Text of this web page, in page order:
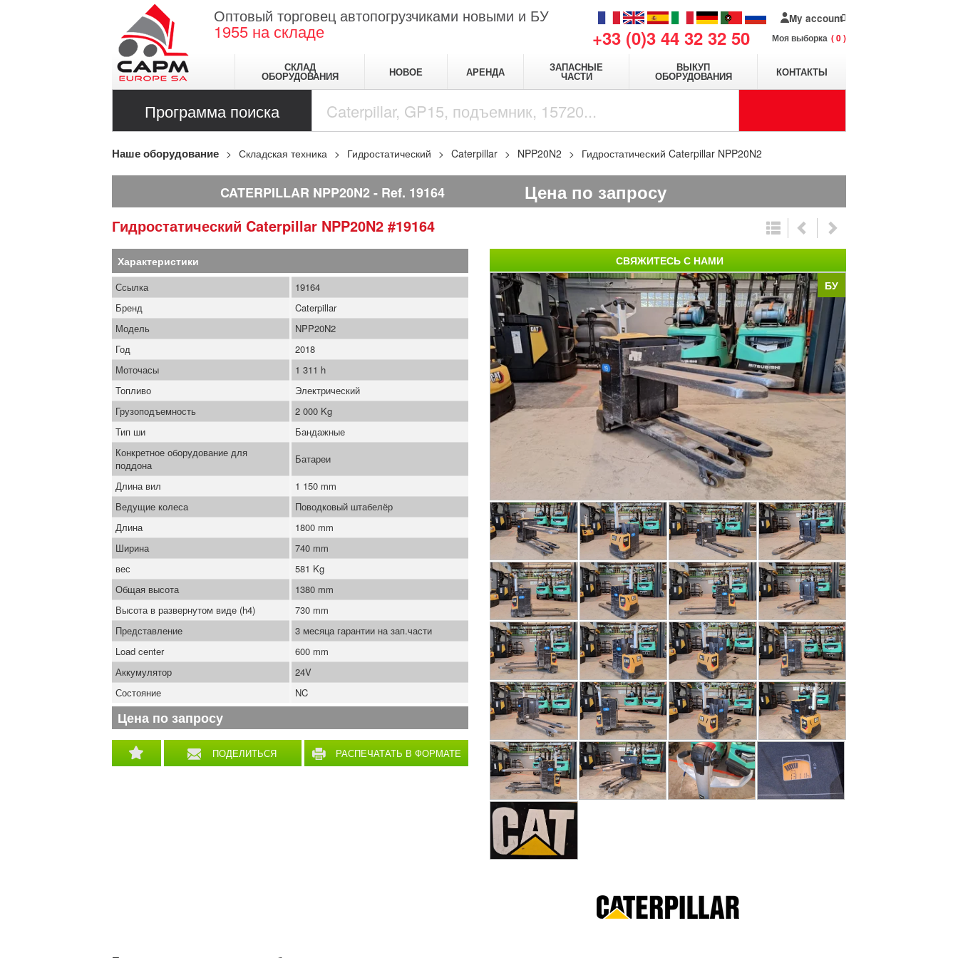
Оптовый торговец автопогрузчиками новыми и БУ
1955 на складе +33 (0)3 44 32 32 50
My account
Моя выборка 0
СКЛАД
ОБОРУДОВАНИЯ НОВОЕ АРЕНДА ЗАПАСНЫЕ
ЧАСТИ
ВЫКУП
ОБОРУДОВАНИЯ КОНТАКТЫ
Программа поиска
Наше оборудование Складская техника Гидростатический Caterpillar NPP20N2 Гидростатический Caterpillar NPP20N2
CATERPILLAR NPP20N2 Ref. 19164 Цена по запросу
Гидростатический Caterpillar NPP20N2 #19164
БУ
Характеристики
ПОДЕЛИТЬСЯ
РАСПЕЧАТАТЬ В ФОРМАТЕ
Ссылка
19164
Бренд
Caterpillar
Модель
NPP20N2
Год
2018
Моточасы
1 311 h
Топливо
Электрический
Грузоподъемность
2 000 Kg
Тип ши
Бандажные
Конкретное оборудование для
поддона
Батареи
Длина вил
1 150 mm
Ведущие колеса
Поводковый штабелёр
Длина
1800 mm
Ширина
740 mm
вес
581 Kg
Общая высота
1380 mm
Высота в развернутом виде (h4)
730 mm
Представление
3 месяца гарантии на зап.части
Load center
600 mm
Аккумулятор
24V
Состояние
NC
Цена по запросу
СВЯЖИТЕСЬ С НАМИ